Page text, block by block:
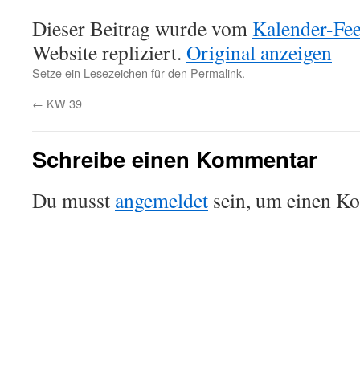
Dieser Beitrag wurde vom Kalender-
Website repliziert. Original anzeigen
Setze ein Lesezeichen für den Permalink.
← KW 39
Schreibe einen Kommentar
Du musst angemeldet sein, um einen